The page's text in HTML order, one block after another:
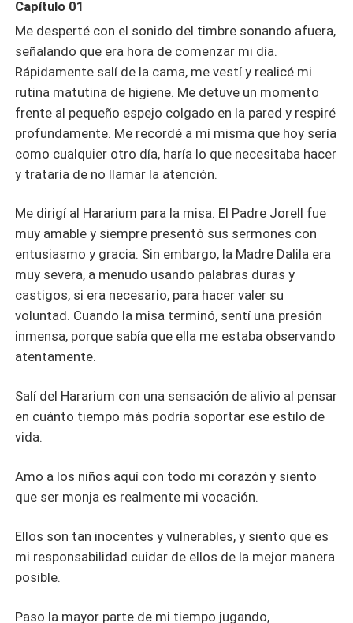
Capítulo 01
Me desperté con el sonido del timbre sonando afuera,
señalando que era hora de comenzar mi día.
Rápidamente salí de la cama, me vestí y realicé mi
rutina matutina de higiene. Me detuve un momento
frente al pequeño espejo colgado en la pared y respiré
profundamente. Me recordé a mí misma que hoy sería
como cualquier otro día, haría lo que necesitaba hacer
y trataría de no llamar la atención.
Me dirigí al Hararium para la misa. El Padre Jorell fue
muy amable y siempre presentó sus sermones con
entusiasmo y gracia. Sin embargo, la Madre Dalila era
muy severa, a menudo usando palabras duras y
castigos, si era necesario, para hacer valer su
voluntad. Cuando la misa terminó, sentí una presión
inmensa, porque sabía que ella me estaba observando
atentamente.
Salí del Hararium con una sensación de alivio al pensar
en cuánto tiempo más podría soportar ese estilo de
vida.
Amo a los niños aquí con todo mi corazón y siento
que ser monja es realmente mi vocación.
Ellos son tan inocentes y vulnerables, y siento que es
mi responsabilidad cuidar de ellos de la mejor manera
posible.
Paso la mayor parte de mi tiempo jugando,